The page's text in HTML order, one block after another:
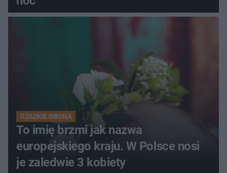
RZADKIE IMIONA
To imię brzmi jak nazwa
europejskiego kraju. W Polsce nosi
je zaledwie 3 kobiety